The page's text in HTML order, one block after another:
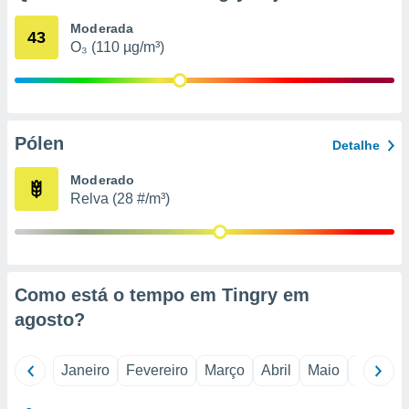
qual se
tal,
na
de
ou aceder
43 Moderada
O₃ (110 µg/m³)
Pólen Detalhe
Moderado
Relva (28 #/m³)
Como está o tempo em Tingry em
agosto?
Janeiro Fevereiro Março Abril Maio Junho